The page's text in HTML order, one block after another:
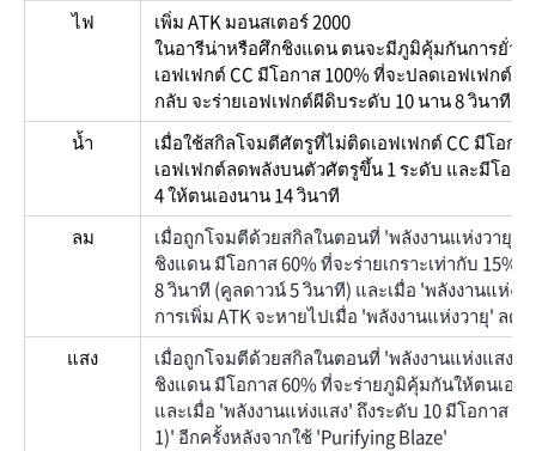
ไฟ
เพิ่ม ATK มอนสเตอร์ 2000
ในอารีน่าหรือศึกชิงแดน ตนจะมีภูมิคุ้มกันการยั่ว
เอฟเฟกต์ CC มีโอกาส 100% ที่จะปลดเอฟเฟกต์
กลับ จะร่ายเอฟเฟกต์ผีดิบระดับ 10 นาน 8 วินาที
น้ำ
เมื่อใช้สกิลโจมตีศัตรูที่ไม่ติดเอฟเฟกต์ CC มีโอกา
เอฟเฟกต์ลดพลังบนตัวศัตรูขึ้น 1 ระดับ และมีโอกา
4 ให้ตนเองนาน 14 วินาที
ลม
เมื่อถูกโจมตีด้วยสกิลในตอนที่ 'พลังงานแห่งวายุ'
ชิงแดน มีโอกาส 60% ที่จะร่ายเกราะเท่ากับ 15%
8 วินาที (คูลดาวน์ 5 วินาที) และเมื่อ 'พลังงานแห่งว
การเพิ่ม ATK จะหายไปเมื่อ 'พลังงานแห่งวายุ' ลด
แสง
เมื่อถูกโจมตีด้วยสกิลในตอนที่ 'พลังงานแห่งแสง'
ชิงแดน มีโอกาส 60% ที่จะร่ายภูมิคุ้มกันให้ตนเอง
และเมื่อ 'พลังงานแห่งแสง' ถึงระดับ 10 มีโอกาส
1)' อีกครั้งหลังจากใช้ 'Purifying Blaze'